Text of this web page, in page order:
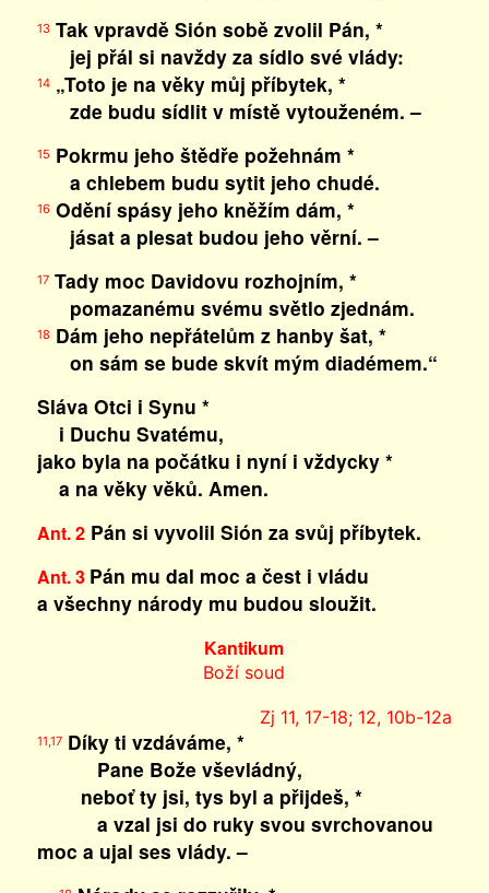
13Tak vpravdě Sión sobě zvolil Pán, *
jej přál si navždy za sídlo své vlády:
14„Toto je na věky můj příbytek, *
zde budu sídlit v místě vytouženém. –
15 Pokrmu jeho štědře požehnám *
a chlebem budu sytit jeho chudé.
16Odění spásy jeho kněžím dám, *
jásat a plesat budou jeho věrní. –
17Tady moc Davidovu rozhojním, *
pomazanému svému světlo zjednám.
18 Dám jeho nepřátelům z hanby šat, *
on sám se bude skvít mým diadémem.“
Sláva Otci i Synu *
i Duchu Svatému,
jako byla na počátku i nyní i vždycky *
a na věky věků. Amen.
Ant. 2Pán si vyvolil Sión za svůj příbytek.
Ant. 3 Pán mu dal moc a čest i vládu
a všechny národy mu budou sloužit.
Kantikum
Boží soud
Zj 11, 17-18; 12, 10b-12a
11,17Díky ti vzdáváme, *
Pane Bože vševládný,
neboť ty jsi, tys byl a přijdeš, *
a vzal jsi do ruky svou svrchovanou
moc a ujal ses vlády. –